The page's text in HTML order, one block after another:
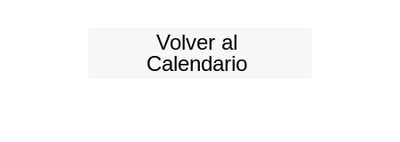
Volver al
Calendario